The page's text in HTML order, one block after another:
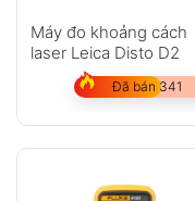
Máy đo khoảng cách
laser Leica Disto D2
Đã bán 341